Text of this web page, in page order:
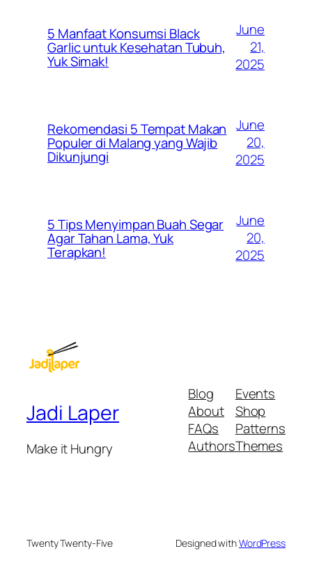
5 Manfaat Konsumsi Black
Garlic untuk Kesehatan Tubuh,
Yuk Simak!
June
21,
2025
Rekomendasi 5 Tempat Makan
Populer di Malang yang Wajib
Dikunjungi
June
20,
2025
5 Tips Menyimpan Buah Segar
Agar Tahan Lama, Yuk
Terapkan!
June
20,
2025
Jadi Laper
Make it Hungry
Blog
About
FAQs
Authors
Events
Shop
Patterns
Themes
Twenty Twenty-Five Designed withWordPress